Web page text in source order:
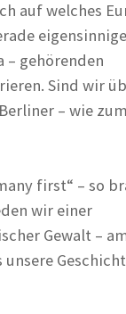
auf welches
eigensinnige
– gehörenden
Sind wir
– wie
first“ – so
wir einer
Gewalt –
unsere